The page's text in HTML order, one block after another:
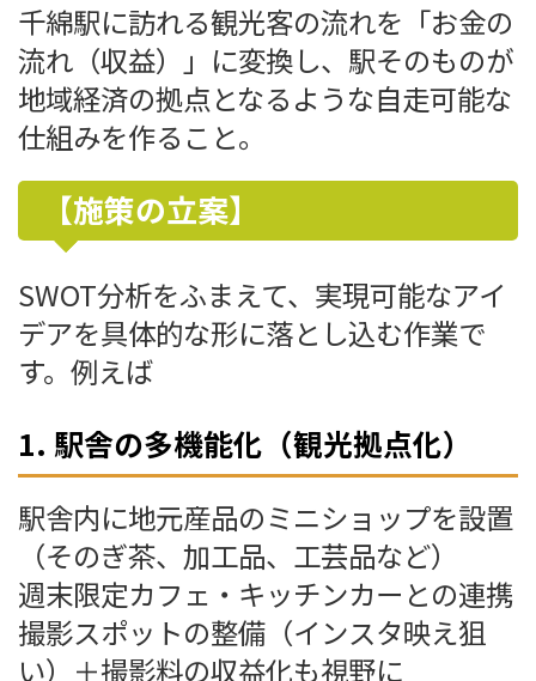
千綿駅に訪れる観光客の流れを「お金の
流れ（収益）」に変換し、駅そのものが
地域経済の拠点となるような自走可能な
仕組みを作ること。
【施策の立案】
SWOT分析をふまえて、実現可能なアイ
デアを具体的な形に落とし込む作業で
す。例えば
1. 駅舎の多機能化（観光拠点化）
駅舎内に地元産品のミニショップを設置
（そのぎ茶、加工品、工芸品など）
週末限定カフェ・キッチンカーとの連携
撮影スポットの整備（インスタ映え狙
い）＋撮影料の収益化も視野に